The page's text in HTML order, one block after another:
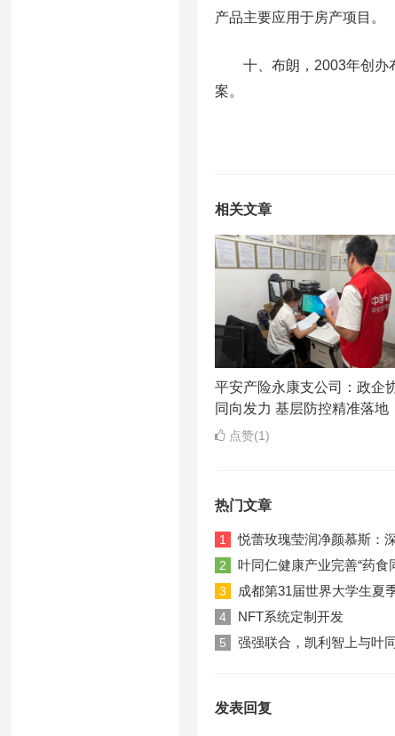
产品主要应用于房产项目。
十、布朗，2003年创办布
案。
相关文章
平安产险永康支公司：政企
同向发力 基层防控精准落地
点赞(1)
热门文章
1 悦蕾玫瑰莹润净颜慕斯：
2 叶同仁健康产业完善“药食
3 成都第31届世界大学生夏
4 NFT系统定制开发
5 强强联合，凯利智上与叶
发表回复